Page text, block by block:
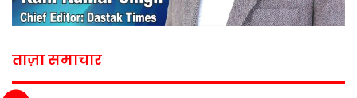
ताज़ा समाचार